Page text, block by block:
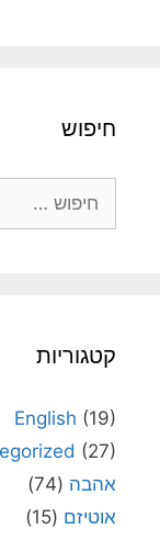
חיפוש
קטגוריות
English (19)
(27)
אהבה (74)
אוטיזם (15)